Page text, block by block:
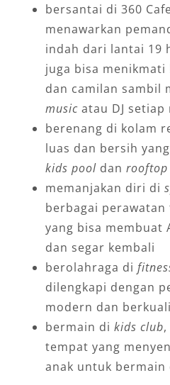
bersantai di 360
menawarkan
indah dari lantai 19
juga bisa
dan camilan sambil
musicatau DJ setiap
berenang di kolam
luas dan bersih
kids pooldan rooftop
memanjakan diri di
berbagai
yang bisa membuat
dan segar kembali
berolahraga di
dilengkapi dengan
modern dan
bermain di kids club
tempat yang
anak untuk bermain